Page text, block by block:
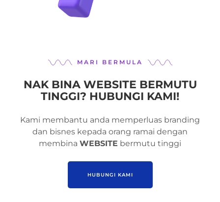
MARI BERMULA
NAK BINA WEBSITE BERMUTU
TINGGI? HUBUNGI KAMI!
Kami membantu anda memperluas branding
dan bisnes kepada orang ramai dengan
membina WEBSITE bermutu tinggi
HUBUNGI KAMI